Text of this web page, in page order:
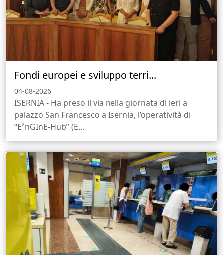
Fondi europei e sviluppo terri...
04-08-2026
ISERNIA - Ha preso il via nella giornata di ieri a
palazzo San Francesco a Isernia, l’operatività di
“E²nGInE-Hub” (E...